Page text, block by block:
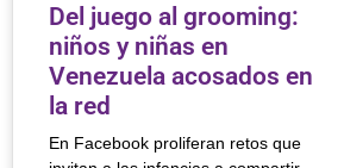
Del juego al grooming:
niños y niñas en
Venezuela acosados en
la red
En Facebook proliferan retos que